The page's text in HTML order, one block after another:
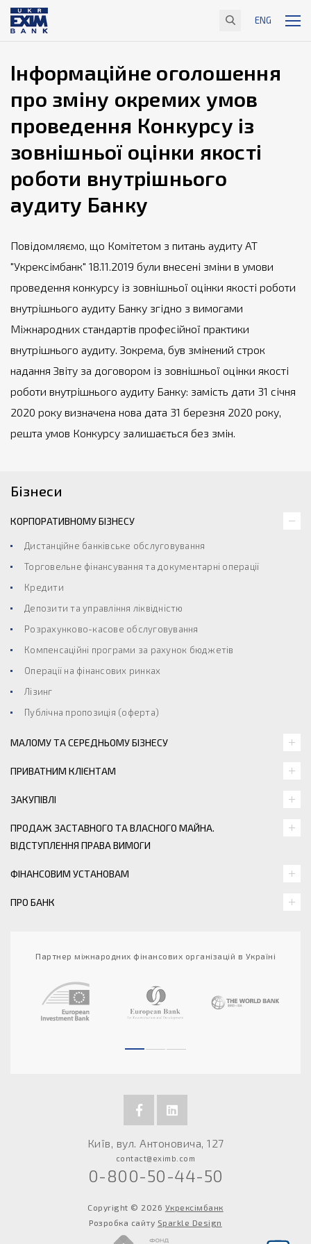
ENG
Інформаційне оголошення
про зміну окремих умов
проведення Конкурсу із
зовнішньої оцінки якості
роботи внутрішнього
аудиту Банку
Повідомляємо, що Комітетом з питань аудиту АТ
"Укрексімбанк" 18.11.2019 були внесені зміни в умови
проведення конкурсу із зовнішньої оцінки якості роботи
внутрішнього аудиту Банку згідно з вимогами
Міжнародних стандартів професійної практики
внутрішнього аудиту. Зокрема, був змінений строк
надання Звіту за договором із зовнішньої оцінки якості
роботи внутрішнього аудиту Банку: замість дати 31 січня
2020 року визначена нова дата 31 березня 2020 року,
решта умов Конкурсу залишається без змін.
Бізнеси
КОРПОРАТИВНОМУ БІЗНЕСУ
Дистанційне банківське обслуговування
Торговельне фінансування та документарні операції
Кредити
Депозити та управління ліквідністю
Розрахунково-касове обслуговування
Компенсаційні програми за рахунок бюджетів
Операції на фінансових ринках
Лізинг
Публічна пропозиція (оферта)
МАЛОМУ ТА СЕРЕДНЬОМУ БІЗНЕСУ
ПРИВАТНИМ КЛІЄНТАМ
ЗАКУПІВЛІ
ПРОДАЖ ЗАСТАВНОГО ТА ВЛАСНОГО МАЙНА.
ВІДСТУПЛЕННЯ ПРАВА ВИМОГИ
ФІНАНСОВИМ УСТАНОВАМ
ПРО БАНК
Партнер міжнародних фінансових організацій в Україні
Київ, вул. Антоновича, 127
contact@eximb.com
0-800-50-44-50
Copyright © 2026 Укрексімбанк
Розробка сайту Sparkle Design